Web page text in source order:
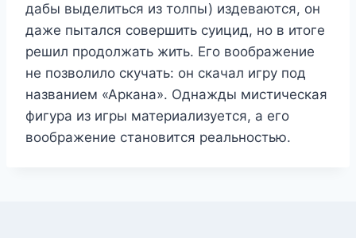
дабы выделиться из толпы) издеваются, он
даже пытался совершить суицид, но в итоге
решил продолжать жить. Его воображение
не позволило скучать: он скачал игру под
названием «Аркана». Однажды мистическая
фигура из игры материализуется, а его
воображение становится реальностью.